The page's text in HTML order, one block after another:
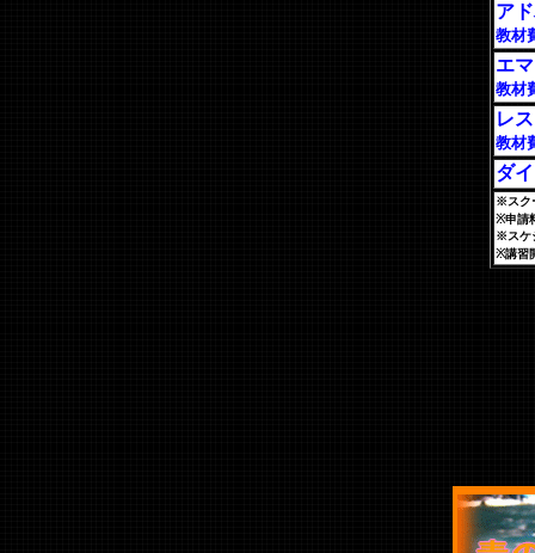
ア
教材
エ
教材
レ
教材
ダ
※スク
※申請
※スケ
※講習